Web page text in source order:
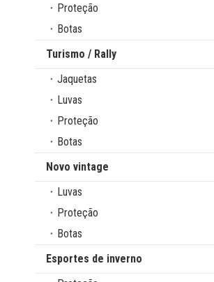
Proteção
Botas
Turismo / Rally
Jaquetas
Luvas
Proteção
Botas
Novo vintage
Luvas
Proteção
Botas
Esportes de inverno